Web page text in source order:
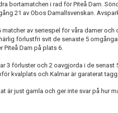
bortamatchen i rad för Piteå Dam.
21 av Obos Damallsvenskan.
matcher av seriespel för våra damer
förlustfri svit de senaste 5
Piteå Dam på plats 6.
3 förluster och 2 oavgjorda i de
kvalplats och Kalmar är garaterat
är just gamla och ger inte svar på hur